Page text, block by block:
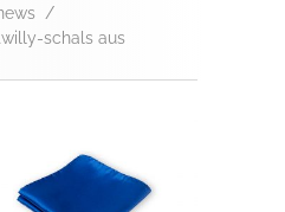
/
schals aus